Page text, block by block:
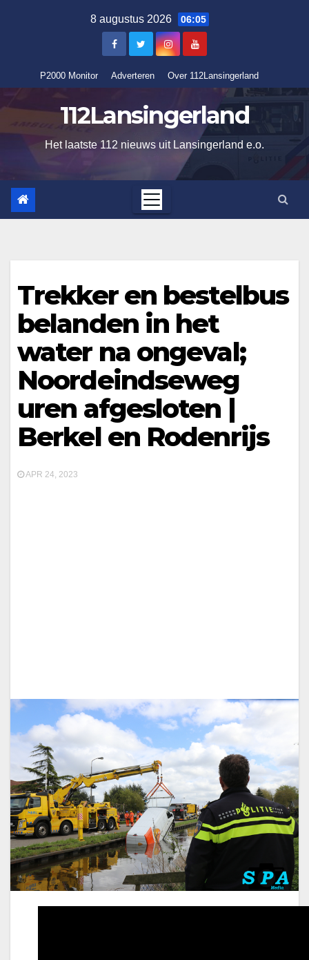
8 augustus 2026 06:05
P2000 Monitor Adverteren Over 112Lansingerland
112Lansingerland
Het laatste 112 nieuws uit Lansingerland e.o.
Trekker en bestelbus
belanden in het
water na ongeval;
Noordeindseweg
uren afgesloten |
Berkel en Rodenrijs
APR 24, 2023